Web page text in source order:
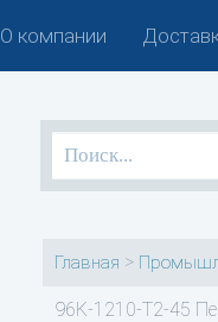
О компании
Главная >
96K-1210-T2-45